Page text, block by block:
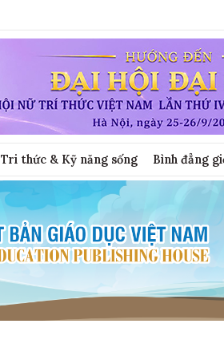
Tri thức & Kỹ năng sống Bình đẳng